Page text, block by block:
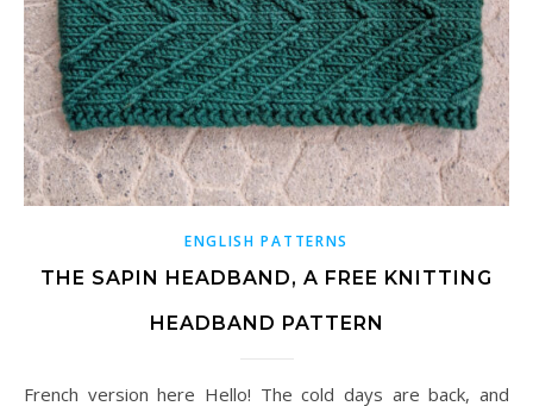
ENGLISH PATTERNS
THE SAPIN HEADBAND, A FREE KNITTING
HEADBAND PATTERN
French version here Hello! The cold days are back, and